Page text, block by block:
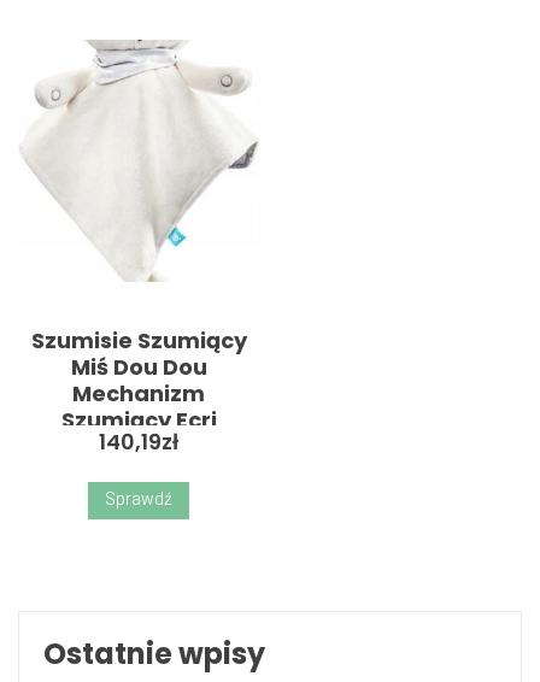
Szumisie Szumiący
Miś Dou Dou
Mechanizm
Szumiący Ecri
140,19zł
Sprawdź
Ostatnie wpisy